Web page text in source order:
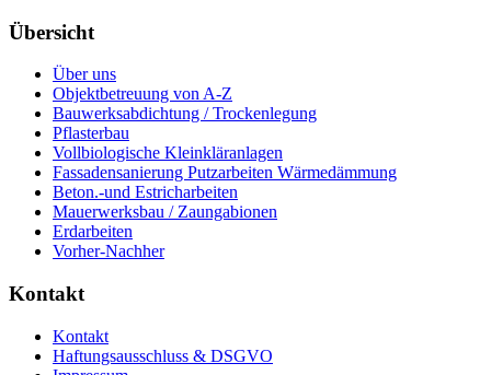
Übersicht
Über uns
Objektbetreuung von A-Z
Bauwerksabdichtung / Trockenlegung
Pflasterbau
Vollbiologische Kleinkläranlagen
Fassadensanierung Putzarbeiten Wärmedämmung
Beton.-und Estricharbeiten
Mauerwerksbau / Zaungabionen
Erdarbeiten
Vorher-Nachher
Kontakt
Kontakt
Haftungsausschluss & DSGVO